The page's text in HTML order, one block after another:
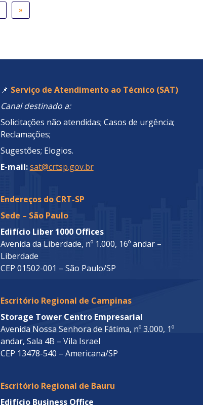
»
📌 Serviço de Atendimento ao Técnico (SAT)
Canal destinado a:
Solicitações não atendidas; Casos de urgência;
Reclamações;
Sugestões; Elogios.
E-mail:sat@crtsp.gov.br
Endereços do CRT-SP
Sede – São Paulo
Edifício Liber 1000 Offices
Avenida da Liberdade, nº 1.000, 16º andar –
Liberdade
CEP 01502-001 – São Paulo/SP
Escritório Regional de Campinas
Storage Tower Centro Empresarial
Avenida Nossa Senhora de Fátima, nº 3.000, 1º
andar, Sala 4B – Vila Israel
CEP 13478-540 – Americana/SP
Escritório Regional de Bauru
Edifício Business Office